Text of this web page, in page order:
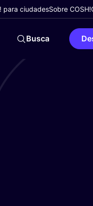
para ciudadesSobre COSH!
Busca